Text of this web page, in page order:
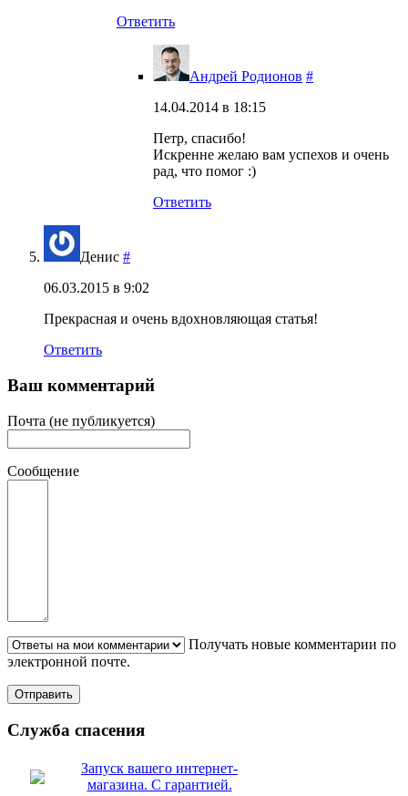
Ответить
Андрей Родионов #
14.04.2014 в 18:15
Петр, спасибо!
Искренне желаю вам успехов и очень
рад, что помог :)
Ответить
Денис #
06.03.2015 в 9:02
Прекрасная и очень вдохновляющая статья!
Ответить
Ваш комментарий
Почта (не публикуется)
Сообщение
Получать новые комментарии по
электронной почте.
Служба спасения
Запуск вашего интернет-
магазина. С гарантией.